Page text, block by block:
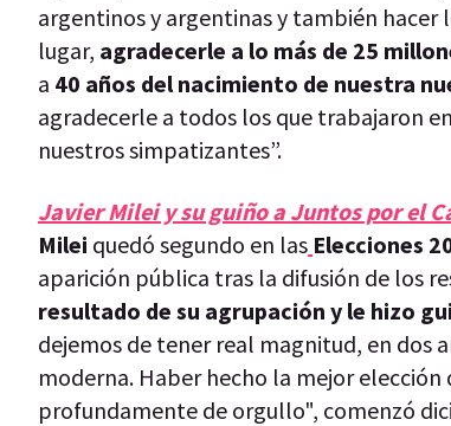
argentinos y argentinas y también hacer
lugar, agradecerle a lo más de 25
a 40 años del nacimiento de nuestra
agradecerle a todos los que trabajaron
nuestros simpatizantes”.
Javier Milei y su guiño a Juntos por el
Milei quedó segundo en las Elecciones
aparición pública tras la difusión de los
resultado de su agrupación y le hizo
dejemos de tener real magnitud, en dos
moderna. Haber hecho la mejor
profundamente de orgullo", comenzó